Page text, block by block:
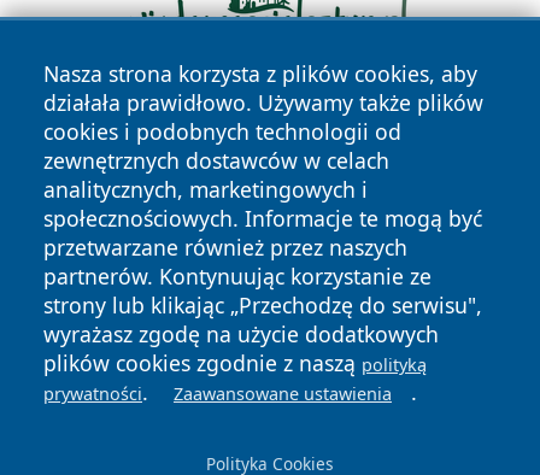
Nasza strona korzysta z plików cookies, aby
działała prawidłowo. Używamy także plików
cookies i podobnych technologii od
zewnętrznych dostawców w celach
analitycznych, marketingowych i
społecznościowych. Informacje te mogą być
przetwarzane również przez naszych
partnerów. Kontynuując korzystanie ze
strony lub klikając „Przechodzę do serwisu",
wyrażasz zgodę na użycie dodatkowych
plików cookies zgodnie z naszą polityką
prywatności. Zaawansowane ustawienia .
Polityka Cookies
Copyright © 2026 wrotagrudziadza.pl Wszystkie prawa
zastrzeżone.
News Autorzy
Polityka
Prywatności
Polityka
Cookies